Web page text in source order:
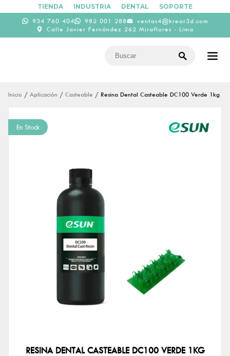
TIENDA INDUSTRIA DENTAL SOPORTE
934 760 404 982 001 288
ventas4@krear3d.com
Calle Javier Fernández 262 Miraflores - Lima
Inicio / Aplicación / Casteable / Resina Dental Casteable DC100 Verde 1kg
En Stock
RESINA DENTAL CASTEABLE DC100 VERDE 1KG